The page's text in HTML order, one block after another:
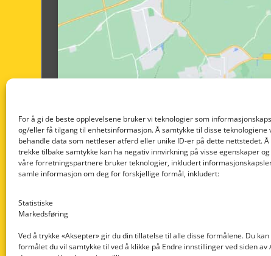
For å gi de beste opplevelsene bruker vi teknologier som
og/eller få tilgang til enhetsinformasjon. Å samtykke til disse teknologiene
behandle data som nettleser atferd eller unike ID-er på dette nettstedet.
trekke tilbake samtykke kan ha negativ innvirkning på visse egenskaper
våre forretningspartnere bruker teknologier, inkludert
samle informasjon om deg for forskjellige formål, inkludert:
Statistiske
Markedsføring
Ved å trykke «Aksepter» gir du din tillatelse til alle disse formålene. Du kan
formålet du vil samtykke til ved å klikke på Endre innstillinger ved siden av
Nedre Nøttveit 60, 5238 Rådal